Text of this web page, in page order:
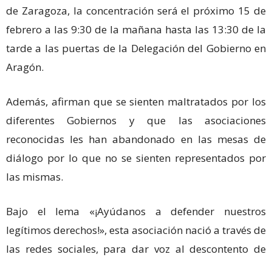
de Zaragoza, la concentración será el próximo 15 de
febrero a las 9:30 de la mañana hasta las 13:30 de la
tarde a las puertas de la Delegación del Gobierno en
Aragón.
Además, afirman que se sienten maltratados por los
diferentes Gobiernos y que las asociaciones
reconocidas les han abandonado en las mesas de
diálogo por lo que no se sienten representados por
las mismas.
Bajo el lema «¡Ayúdanos a defender nuestros
legítimos derechos!», esta asociación nació a través de
las redes sociales, para dar voz al descontento de